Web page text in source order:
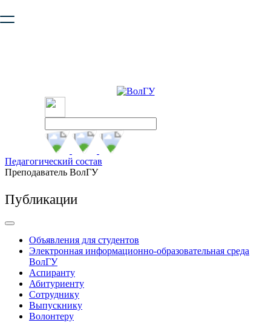
безопасную работу с сайтом. Пожалуйста
Педагогический состав
Преподаватель ВолГУ
Публикации
Объявления для студентов
Электронная информационно-образовательная среда
ВолГУ
Аспиранту
Абитуриенту
Сотруднику
Выпускнику
Волонтеру